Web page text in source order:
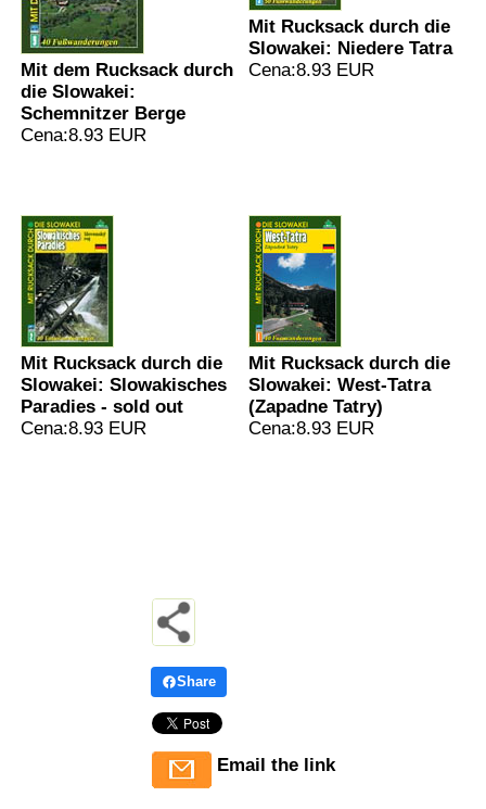
Mit dem Rucksack durch
die Slowakei:
Schemnitzer Berge
Cena:8.93 EUR
Mit Rucksack durch die
Slowakei: Niedere Tatra
Cena:8.93 EUR
Mit Rucksack durch die
Slowakei: Slowakisches
Paradies - sold out
Cena:8.93 EUR
Mit Rucksack durch die
Slowakei: West-Tatra
(Zapadne Tatry)
Cena:8.93 EUR
Share
Email the link